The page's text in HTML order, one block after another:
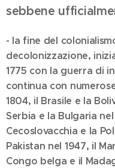
sebbene
- la fine del
decolonizzazione,
1775 con la guerra di
continua con
1804, il Brasile e la
Serbia e la Bulgaria
Cecoslovacchia e la
Pakistan nel 1947, il
Congo belga e il